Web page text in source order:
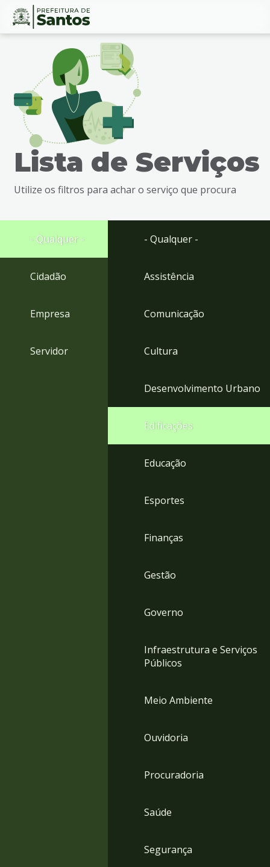
Ir
busca
Ir
rodapé
Conteúdo
Lista de Serviços
Utilize os filtros para achar o serviço que procura
- Qualquer -
Cidadão
Empresa
Servidor
- Qualquer -
Assistência
Comunicação
Cultura
Desenvolvimento Urbano
Edificações
Educação
Esportes
Finanças
Gestão
Governo
Infraestrutura e Serviços
Públicos
Meio Ambiente
Ouvidoria
Procuradoria
Saúde
Segurança